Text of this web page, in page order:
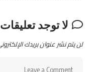
لا توجد تعليقات
لن يتم نشر عنوان بريدك